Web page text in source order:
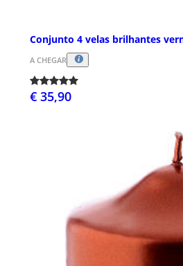
Conjunto 4 velas brilhantes
A CHEGAR
€ 35,90